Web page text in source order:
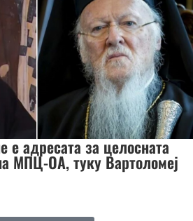
е адресата за целосната
МПЦ-ОА, туку Вартоломеј